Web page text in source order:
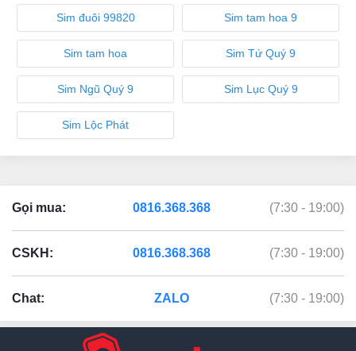
Sim đuôi 99820 Sim tam hoa 9
Sim tam hoa Sim Tứ Quý 9
Sim Ngũ Quý 9 Sim Lục Quý 9
Sim Lộc Phát
Gọi mua: 0816.368.368 (7:30 - 19:00)
CSKH: 0816.368.368 (7:30 - 19:00)
Chat: ZALO (7:30 - 19:00)